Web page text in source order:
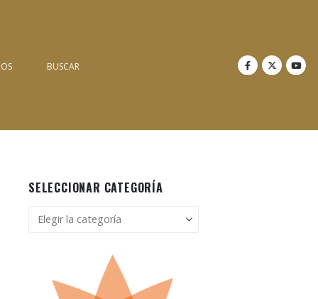
BUSCAR
SELECCIONAR CATEGORÍA
Seleccionar
categoría